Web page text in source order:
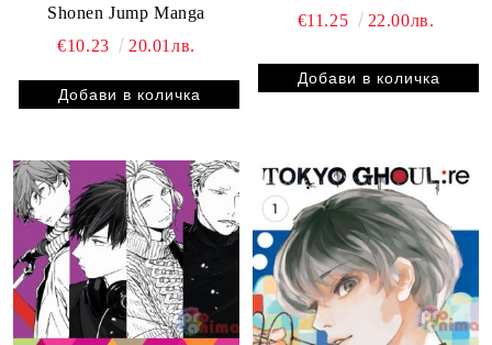
Shonen Jump Manga
€10.23
20.01лв.
€11.25 22.00лв.